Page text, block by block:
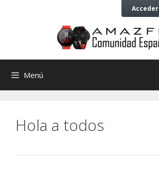
Acceder
Menú
Hola a todos